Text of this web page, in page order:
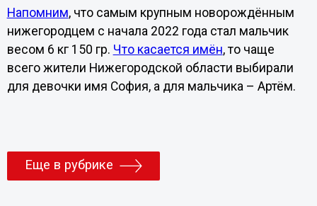
Напомним, что самым крупным новорождённым
нижегородцем с начала 2022 года стал мальчик
весом 6 кг 150 гр. Что касается имён, то чаще
всего жители Нижегородской области выбирали
для девочки имя София, а для мальчика – Артём.
Еще в рубрике